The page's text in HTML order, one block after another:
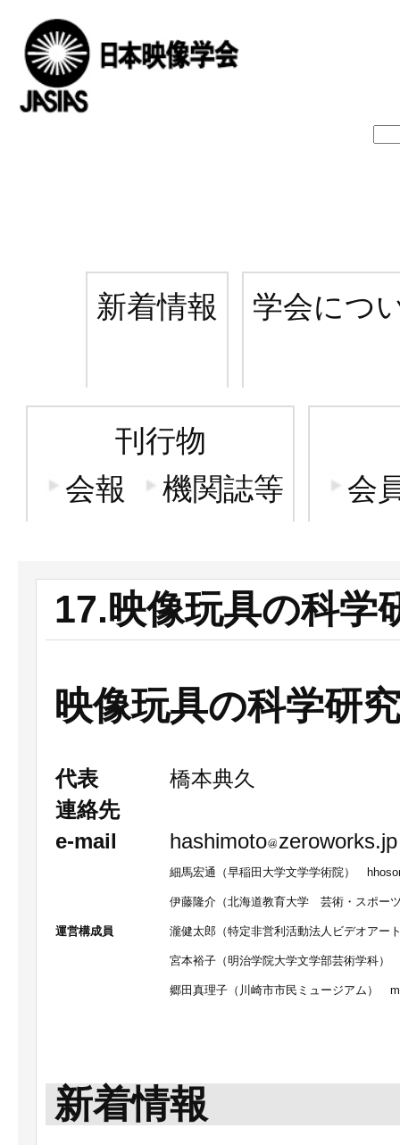
新着情報 学会につ
刊行物
会報
機関誌等 会
17.映像玩具の科学
映像玩具の科学研
代表
橋本典久
連絡先
e-mail
hashimoto zeroworks.jp
運営構成員
細馬宏通（早稲田大学文学学術院）
伊藤隆介（北海道教育大学 芸術・スポー
瀧健太郎（特定非営利活動法人ビデオアー
宮本裕子（明治学院大学文学部芸術学科）
郷田真理子（川崎市市民ミュージアム）
新着情報